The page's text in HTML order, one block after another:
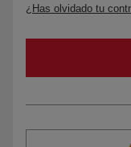
¿Has olvidado tu